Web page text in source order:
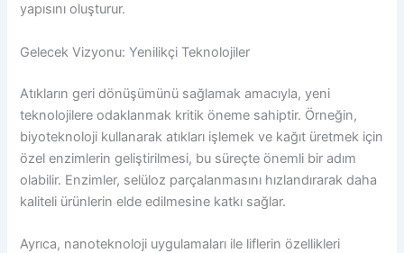
yapısını oluşturur.
Gelecek Vizyonu: Yenilikçi Teknolojiler
Atıkların geri dönüşümünü sağlamak amacıyla, yeni
teknolojilere odaklanmak kritik öneme sahiptir. Örneğin,
biyoteknoloji kullanarak atıkları işlemek ve kağıt üretmek için
özel enzimlerin geliştirilmesi, bu süreçte önemli bir adım
olabilir. Enzimler, selüloz parçalanmasını hızlandırarak daha
kaliteli ürünlerin elde edilmesine katkı sağlar.
Ayrıca, nanoteknoloji uygulamaları ile liflerin özellikleri